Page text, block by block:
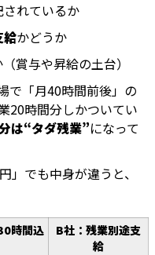
されているか
給かどうか
賞与や昇給の土台）
で「月40時間前後」の
20時間分しかついてい
は“タダ残業”になって
」でも中身が違うと、
時間込
B社：残業別途支
給